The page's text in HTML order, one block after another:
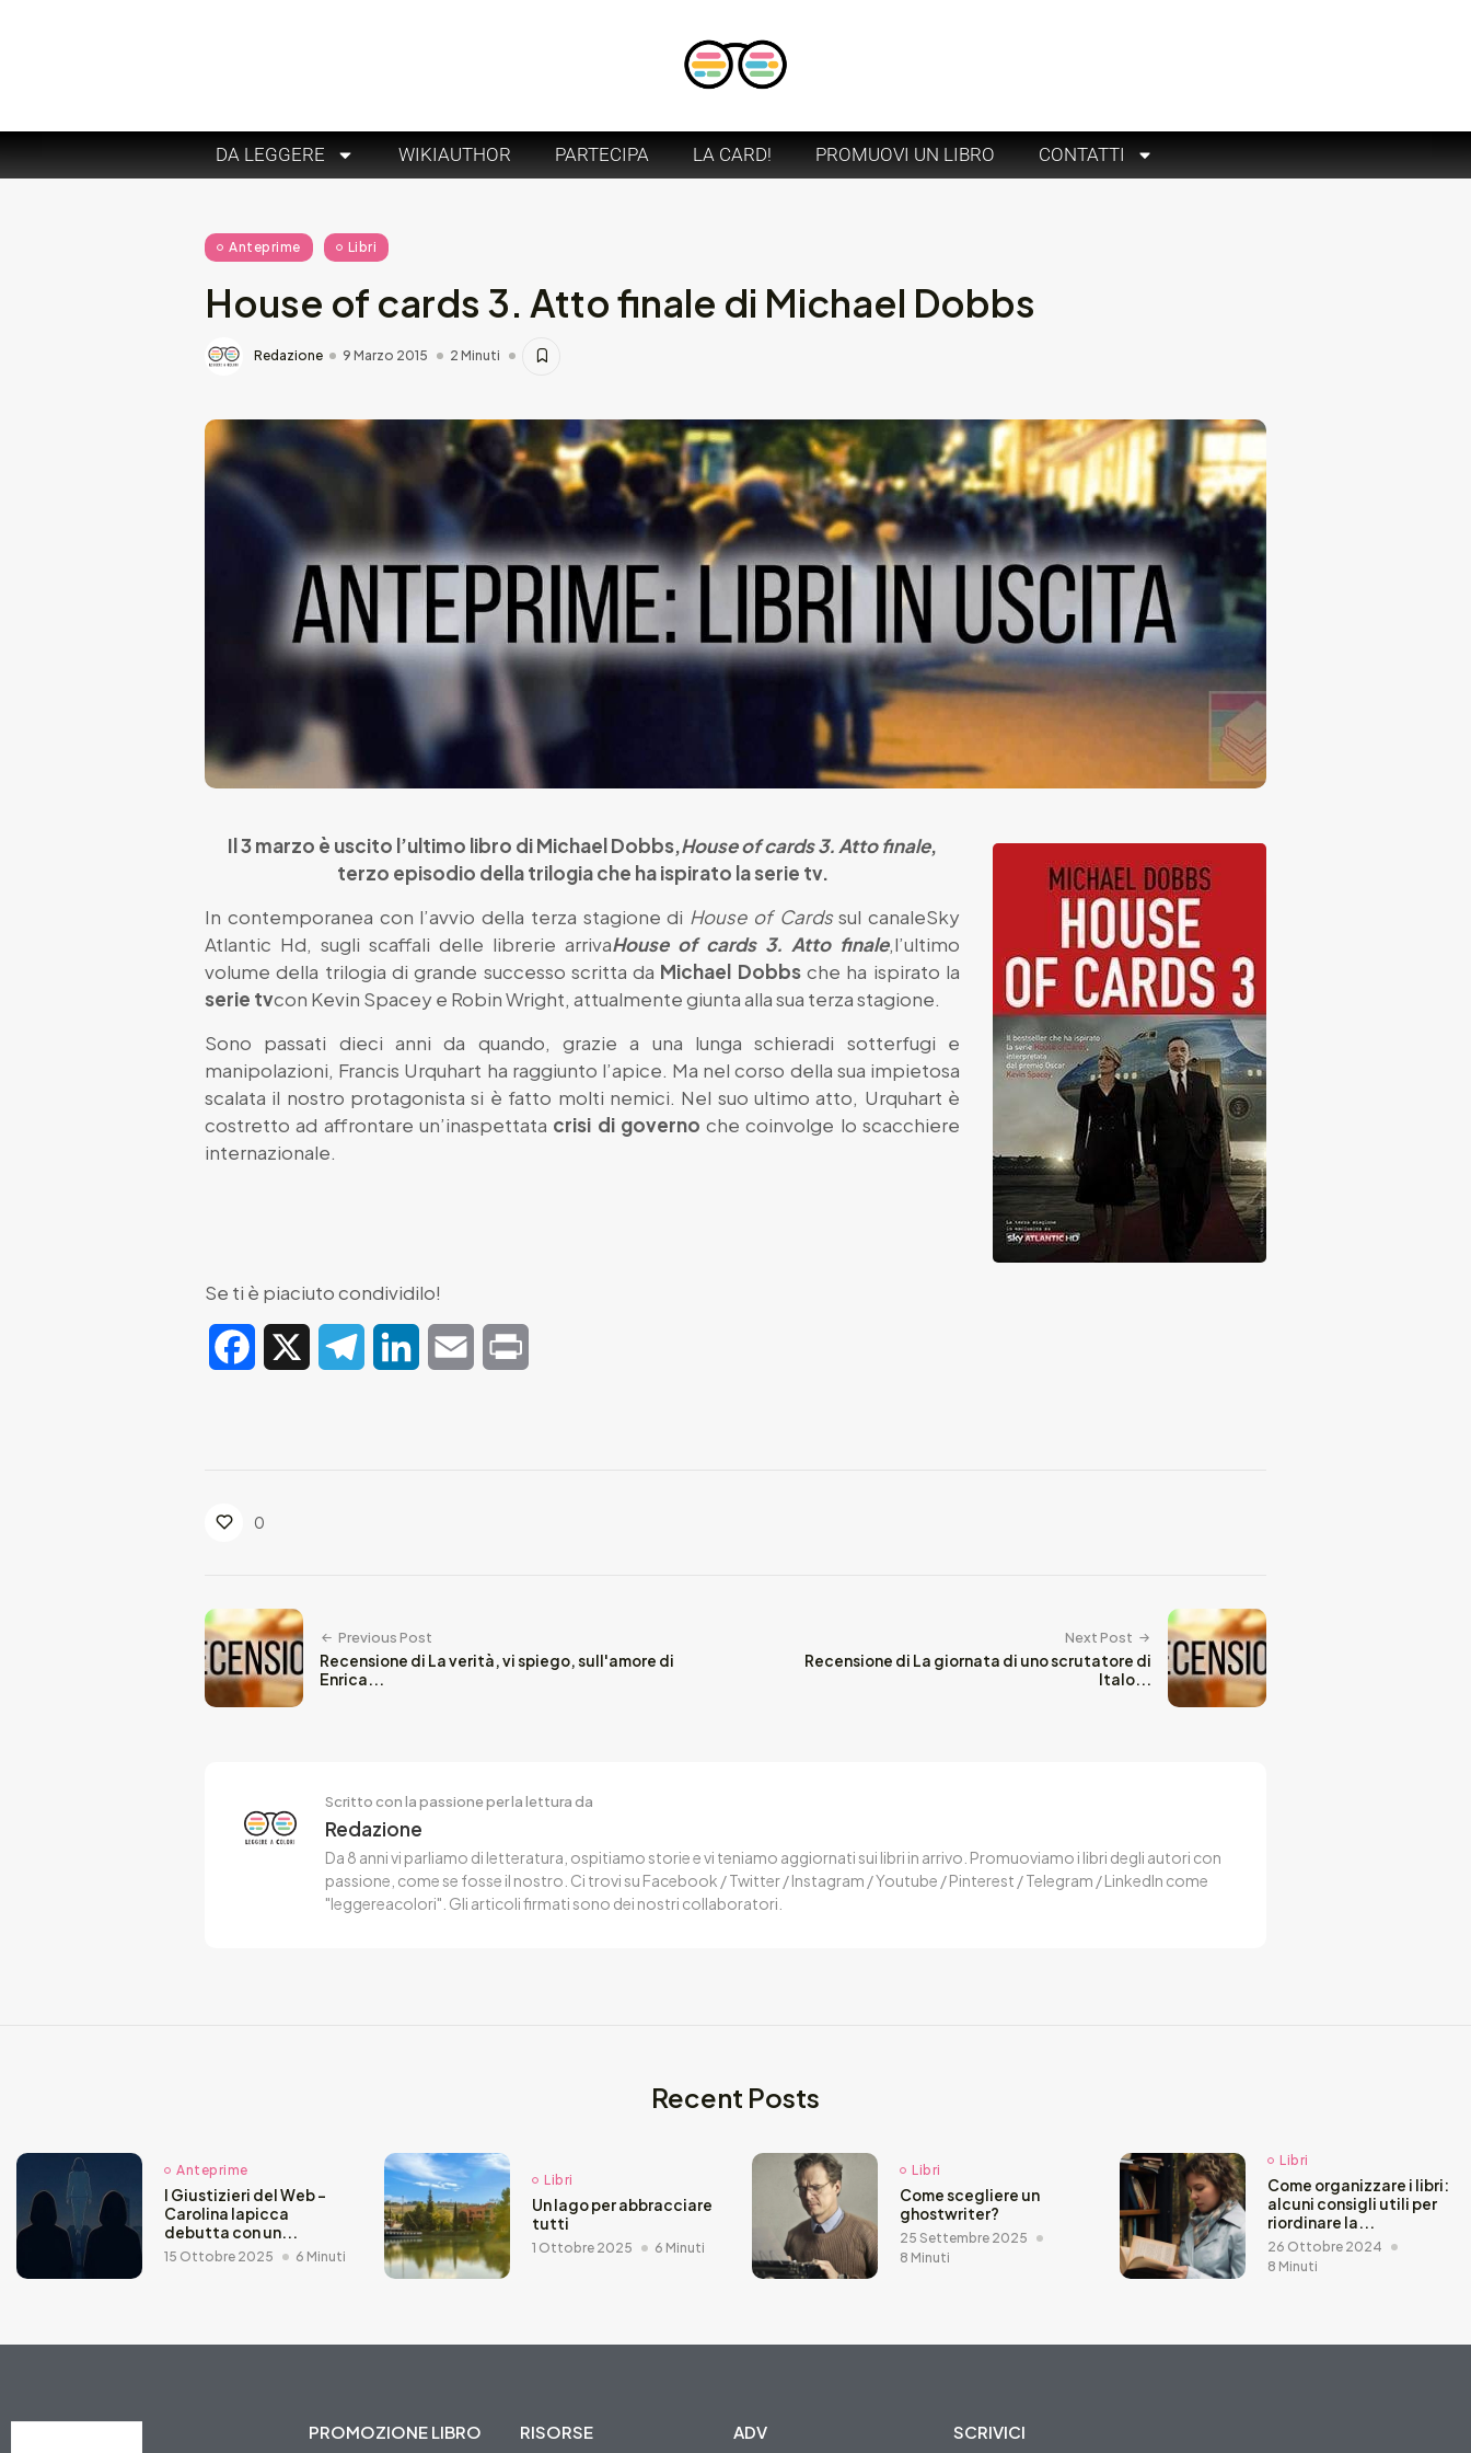
DA LEGGERE WIKIAUTHOR PARTECIPA LA CARD! PROMUOVI UN LIBRO CONTATTI
Anteprime Libri
House of cards 3. Atto finale di Michael Dobbs
Redazione 9 Marzo 2015 2 Minuti
Il 3 marzo è uscito l’ultimo libro di Michael Dobbs,House of cards 3. Atto finale,
terzo episodio della trilogia che ha ispirato la serie tv.
In contemporanea con l’avvio della terza stagione di House of Cardssul canaleSky
Atlantic Hd, sugli scaffali delle librerie arrivaHouse of cards 3. Atto finale,l’ultimo
volume della trilogia di grande successo scritta da Michael Dobbsche ha ispirato la
serie tvcon Kevin Spacey e Robin Wright, attualmente giunta alla sua terza stagione.
Sono passati dieci anni da quando, grazie a una lunga schieradi sotterfugi e
manipolazioni, Francis Urquhart ha raggiunto l’apice. Ma nel corso della sua impietosa
scalata il nostro protagonista si è fatto molti nemici. Nel suo ultimo atto, Urquhart è
costretto ad affrontare un’inaspettata crisi di governo che coinvolge lo scacchiere
internazionale.
Se ti è piaciuto condividilo!
Facebook TelegramLinkedIn Email
0
Previous Post
Recensione di La verità, vi spiego, sull'amore di
Enrica...
Next Post
Recensione di La giornata di uno scrutatore di
Italo...
Scritto con la passione per la lettura da
Redazione
Da 8 anni vi parliamo di letteratura, ospitiamo storie e vi teniamo aggiornati sui libri in arrivo. Promuoviamo i libri degli autori con
passione, come se fosse il nostro. Ci trovi su Facebook / Twitter / Instagram / Youtube / Pinterest / Telegram / LinkedIn come
"leggereacolori". Gli articoli firmati sono dei nostri collaboratori.
Recent Posts
Anteprime
I Giustizieri del Web –
Carolina Iapicca
debutta con un...
15 Ottobre 2025 6 Minuti
Libri
Un lago per abbracciare
tutti
1 Ottobre 2025 6 Minuti
Libri
Come scegliere un
ghostwriter?
25 Settembre 2025
8 Minuti
Libri
Come organizzare i libri:
alcuni consigli utili per
riordinare la...
26 Ottobre 2024
8 Minuti
PROMOZIONE LIBRO RISORSE ADV SCRIVICI